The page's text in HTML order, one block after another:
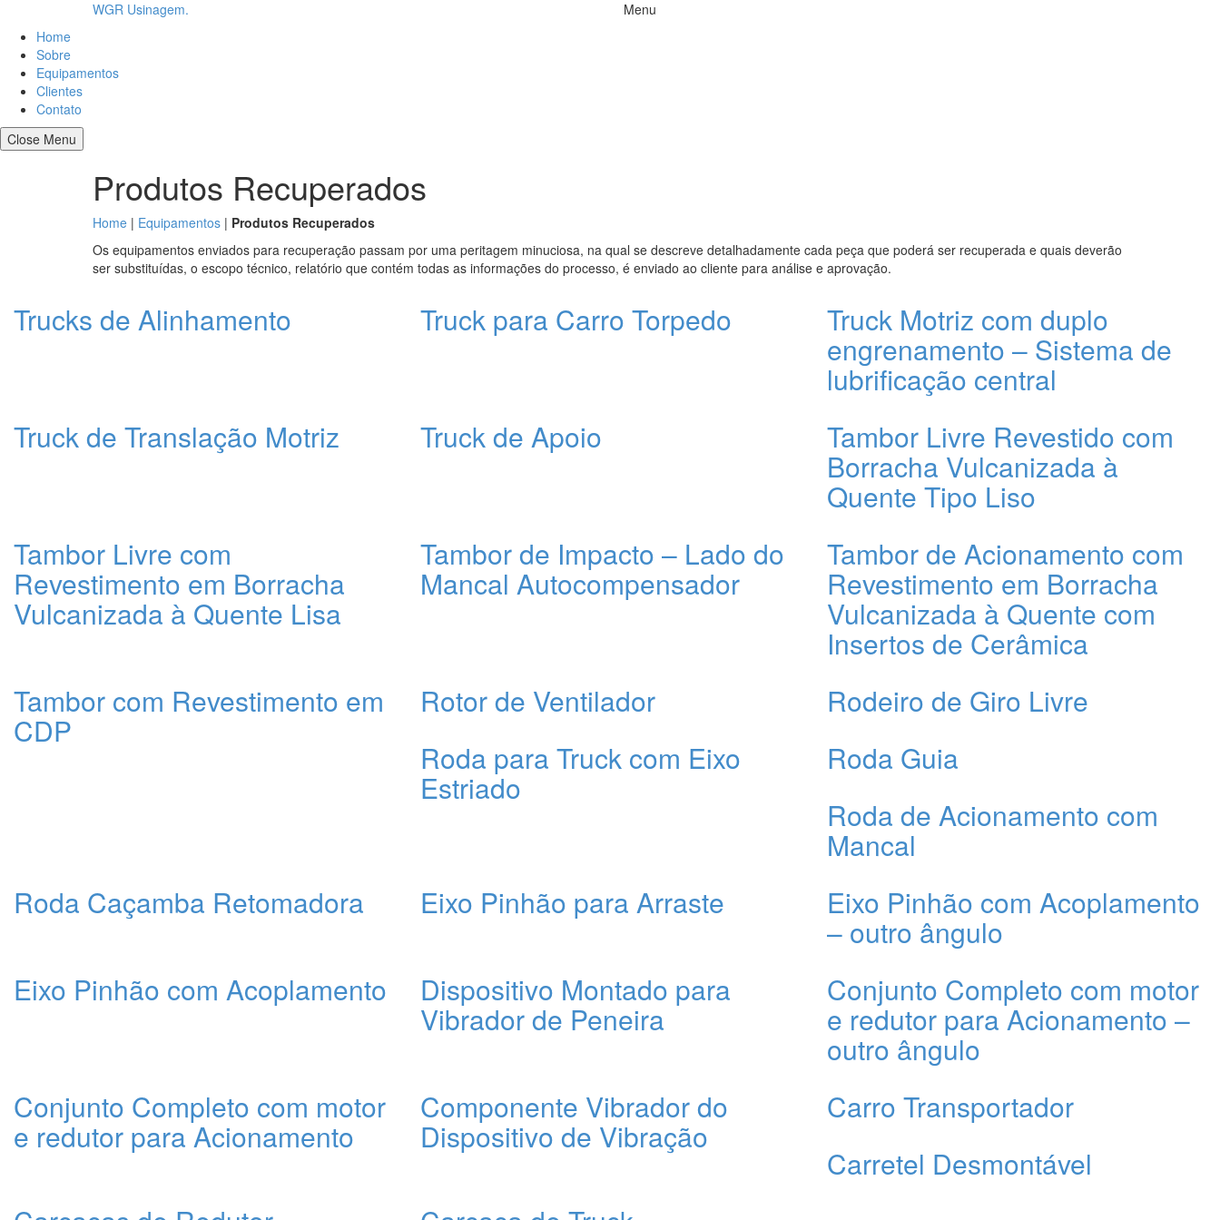
WGR Usinagem.
Menu
Home
Sobre
Equipamentos
Clientes
Contato
Close Menu
Produtos Recuperados
Home | Equipamentos | Produtos Recuperados
Os equipamentos enviados para recuperação passam por uma peritagem minuciosa, na qual se descreve detalhadamente cada peça que poderá ser recuperada e quais deverão
ser substituídas, o escopo técnico, relatório que contém todas as informações do processo, é enviado ao cliente para análise e aprovação.
Trucks de Alinhamento Truck para Carro Torpedo Truck Motriz com duplo
engrenamento – Sistema de
lubrificação central
Truck de Translação Motriz
Truck de Apoio Tambor Livre Revestido com
Borracha Vulcanizada à
Quente Tipo Liso
Tambor Livre com
Revestimento em Borracha
Vulcanizada à Quente Lisa
Tambor de Impacto – Lado do
Mancal Autocompensador
Tambor de Acionamento com
Revestimento em Borracha
Vulcanizada à Quente com
Insertos de Cerâmica
Tambor com Revestimento em
CDP
Rotor de Ventilador
Rodeiro de Giro Livre
Roda para Truck com Eixo
Estriado
Roda Guia
Roda de Acionamento com
Mancal
Roda Caçamba Retomadora
Eixo Pinhão para Arraste Eixo Pinhão com Acoplamento
– outro ângulo
Eixo Pinhão com Acoplamento
Dispositivo Montado para
Vibrador de Peneira
Conjunto Completo com motor
e redutor para Acionamento –
outro ângulo
Conjunto Completo com motor
e redutor para Acionamento
Componente Vibrador do
Dispositivo de Vibração
Carro Transportador
Carretel Desmontável